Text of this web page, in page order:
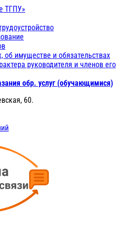
ТГПУ»
об имуществе и обязательствах
руководителя и членов его
обр. услуг (обучающимися)
60.